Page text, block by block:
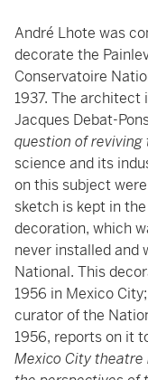
André Lhote was
decorate the
Conservatoire
1937. The architect
Jacques Debat-
question of reviving
science and its
on this subject
sketch is kept in
decoration, which
never installed and
National. This
1956 in Mexico
curator of the
1956, reports on it
Mexico City theatre